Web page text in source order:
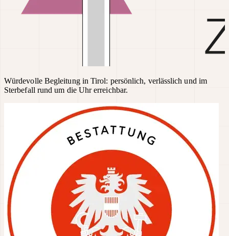
Würdevolle Begleitung in Tirol: persönlich, verlässlich und im
Sterbefall rund um die Uhr erreichbar.